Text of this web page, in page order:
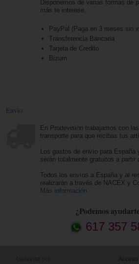
Disponemos de varias formas de
más te interese.
PayPal (Paga en 3 meses sin
Transferencia Bancaria
Tarjeta de Crédito
Bizum
Envío
En Prodevisión trabajamos con
transporte para que recibas tus
Los gastos de envío para
serán totalmente gratuitos a partir
Todos los envíos a España y al
realizarán a través de NACEX y
Más información
¿Podemos
617 357
Gafas de Sol